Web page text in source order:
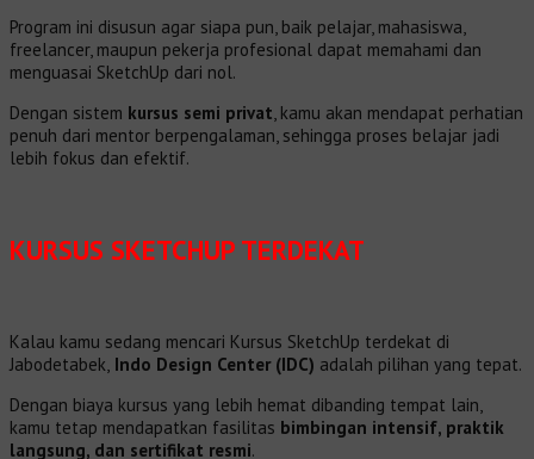
Program ini disusun agar siapa pun, baik pelajar, mahasiswa,
freelancer, maupun pekerja profesional dapat memahami dan
menguasai SketchUp dari nol.
Dengan sistem kursus semi privat, kamu akan mendapat perhatian
penuh dari mentor berpengalaman, sehingga proses belajar jadi
lebih fokus dan efektif.
KURSUS SKETCHUP TERDEKAT
Kalau kamu sedang mencari Kursus SketchUp terdekat di
Jabodetabek, Indo Design Center (IDC) adalah pilihan yang tepat.
Dengan biaya kursus yang lebih hemat dibanding tempat lain,
kamu tetap mendapatkan fasilitas bimbingan intensif, praktik
langsung, dan sertifikat resmi.